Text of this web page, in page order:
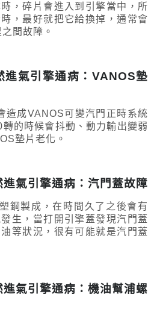
，碎片會進入到引擎當中，所
，最好就把它給換掉，通常會
間故障。
進氣引擎通病：VANOS墊
造成VANOS可變汽門正時系統
的時候會抖動、動力輸出變弱
墊片老化。
氣引擎通病：汽門蓋故障
鋼製成，在時間久了之後會有
生，當打開引擎蓋發現汽門蓋
等狀況，很有可能就是汽門蓋
氣引擎通病：機油幫浦螺